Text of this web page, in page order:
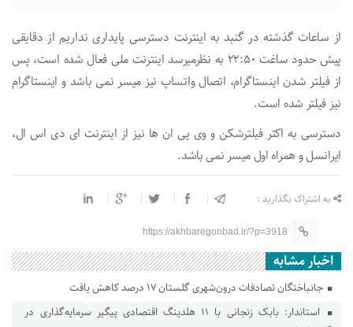
از ساعات گذشته در گنبد به اینترنت دسترسی پایداری نداریم از دقایقی
پیش حدود ساغت 22:50 به نظر‌میرسد اینترنت ملی فعال شده است، پس‌
از فیلتر شدن اینستاگرام، اتصال واتساپ نیز میسر نمی باشد و اینستاگرام
نیز فیلتر شده است.
دسترسی به اکثر فیلترشکن و وی پی ان ها نیز از اینترنت ای دی اس ال،
ایرانسل و همراه اول میسر نمی باشد.
به اشتراک بگذارید :
https://akhbaregonbad.ir/?p=3918
اخبار مشابه
جانباختگان تصادفات درون‌شهری گلستان ۱۷ درصد کاهش یافت
استاندار: بابک زنجانی با ۱۱ هلدینگ اقتصادی پیگیر سرمایه‌گذاری در